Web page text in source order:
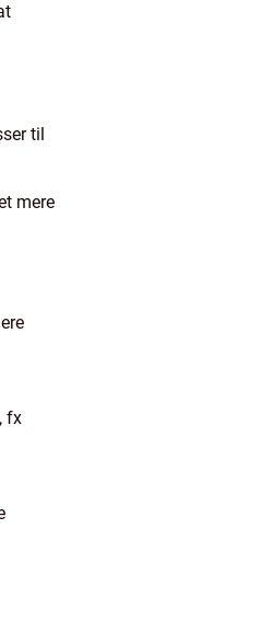
til
mere
fx